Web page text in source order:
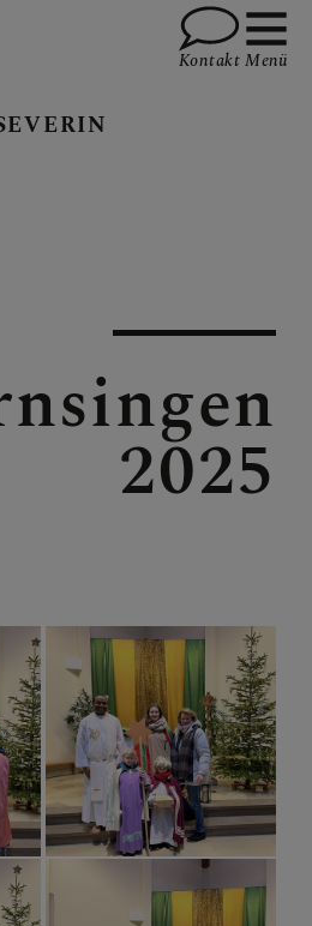
Kontakt Menü
2025